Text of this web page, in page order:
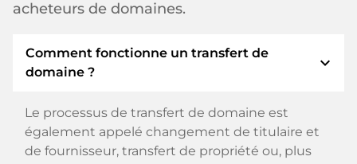
acheteurs de domaines.
Comment fonctionne un transfert de
domaine ?
expand_more
Le processus de transfert de domaine est
également appelé changement de titulaire et
de fournisseur, transfert de propriété ou, plus